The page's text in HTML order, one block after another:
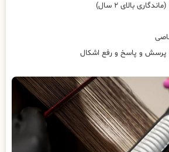
بالای ۲ سال)
پرسش و پاسخ و رفع اشکال